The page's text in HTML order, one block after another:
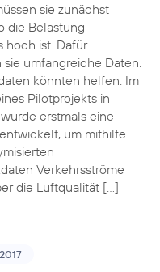
sie zunächst
die Belastung
hoch ist. Dafür
sie umfangreiche Daten.
könnten helfen. Im
Pilotprojekts in
erstmals eine
um mithilfe
Verkehrsströme
die Luftqualität […]